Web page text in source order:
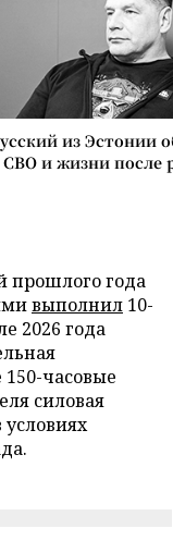
из Эстонии
СВО и жизни после
прошлого года
выполнил 10-
2026 года
часовые
силовая